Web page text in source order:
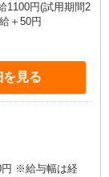
1100円(試用期間2
＋50円
を見る
経